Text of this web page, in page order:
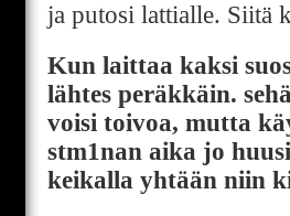
ja putosi lattialle. Siitä
Kun laittaa kaksi
lähtes peräkkäin.
voisi toivoa, mutta
stm1nan aika jo
keikalla yhtään niin